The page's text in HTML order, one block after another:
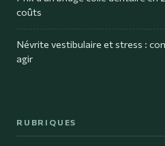
coûts
Névrite vestibulaire et stress :
agir
RUBRIQUES